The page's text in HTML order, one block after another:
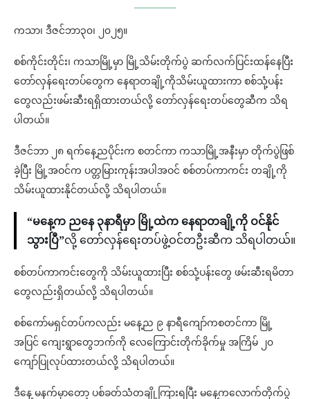
ကသာ၊ ဒီဇင်ဘာ၃၀၊ ၂၀၂၅။
စစ်ကိုင်းတိုင်း၊ ကသာမြို့မှာ မြို့သိမ်းတိုက်ပွဲ ဆက်လက်ပြင်းထန်နေပြီး
တော်လှန်ရေးတပ်တွေက နေရာတချို့ကိုသိမ်းယူထားကာ စစ်သုံ့ပန်း
တွေလည်းဖမ်းဆီးရရှိထားတယ်လို့ တော်လှန်ရေးတပ်တွေဆီက သိရ
ပါတယ်။
ဒီဇင်ဘာ ၂‌‌၈ ရက်နေ့ညပိုင်းက စတင်ကာ ကသာမြို့အနီးမှာ တိုက်ပွဲဖြစ်
ခဲ့ပြီး မြို့အဝင်က ပတ္တမြားကုန်းအပါအဝင် စစ်တပ်ကာကင်း တချို့ကို
သိမ်းယူထားနိုင်တယ်လို့ သိရပါတယ်။
“မနေ့က ညနေ ၃နာရီမှာ မြို့ထဲက နေရာတချို့ကို ဝင်နိုင်
သွားပြီ”လို့ တော်လှန်ရေးတပ်ဖွဲ့ဝင်တဦးဆီက သိရပါတယ်။
စစ်တပ်ကာကင်းတွေကို သိမ်းယူထားပြီး စစ်သုံ့ပန်းတွေ ဖမ်းဆီးရမိတာ
တွေလည်းရှိတယ်လို့ သိရပါတယ်။
စစ်ကော်မရှင်တပ်ကလည်း မနေ့ည ၉ နာရီကျော်ကစတင်ကာ မြို့
အပြင် ကျေးရွာတွေဘက်ကို လေကြောင်းတိုက်ခိုက်မှု အကြိမ် ၂၀
ကျော်ပြုလုပ်ထားတယ်လို့ သိရပါတယ်။
ဒီနေ့ မနက်မှာတော့ ပစ်ခတ်သံတချို့ကြားရပြီး မနေ့ကလောက်တိုက်ပွဲ